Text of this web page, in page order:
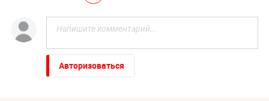
Авторизоваться